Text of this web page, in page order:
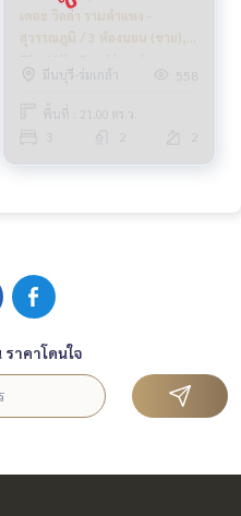
เดอะ วิลล่า รามคำแหง -
สุวรรณภูมิ / 3 ห้องนอน (ขาย),
The Villa Ramkhamhaeng -
Suvarnabhumi / 3 Bedrooms
(FOR SALE) AA393
มีนบุรี-ร่มเกล้า 558
พื้นที่ : 21.00 ตร.ว.
าคาโดนใจ